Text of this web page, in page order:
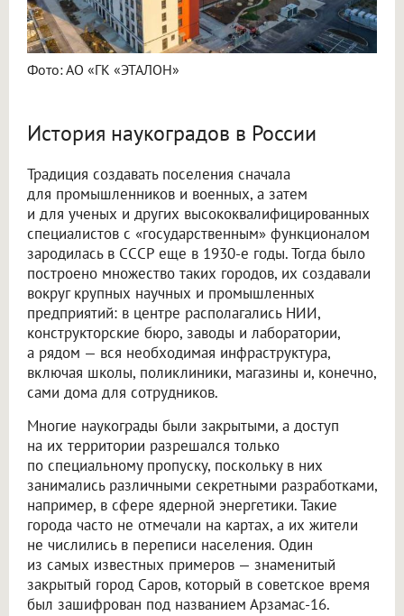
Фото: АО «ГК «ЭТАЛОН»
История наукоградов в России
Традиция создавать поселения сначала
для промышленников и военных, а затем
и для ученых и других высококвалифицированных
специалистов с «государственным» функционалом
зародилась в СССР еще в 1930-е годы. Тогда было
построено множество таких городов, их создавали
вокруг крупных научных и промышленных
предприятий: в центре располагались НИИ,
конструкторские бюро, заводы и лаборатории,
а рядом — вся необходимая инфраструктура,
включая школы, поликлиники, магазины и, конечно,
сами дома для сотрудников.
Многие наукограды были закрытыми, а доступ
на их территории разрешался только
по специальному пропуску, поскольку в них
занимались различными секретными разработками,
например, в сфере ядерной энергетики. Такие
города часто не отмечали на картах, а их жители
не числились в переписи населения. Один
из самых известных примеров — знаменитый
закрытый город Саров, который в советское время
был зашифрован под названием Арзамас-16.